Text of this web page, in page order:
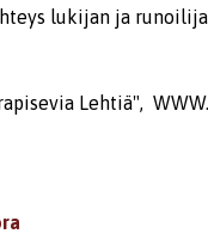
lukijan ja
Lehtiä",